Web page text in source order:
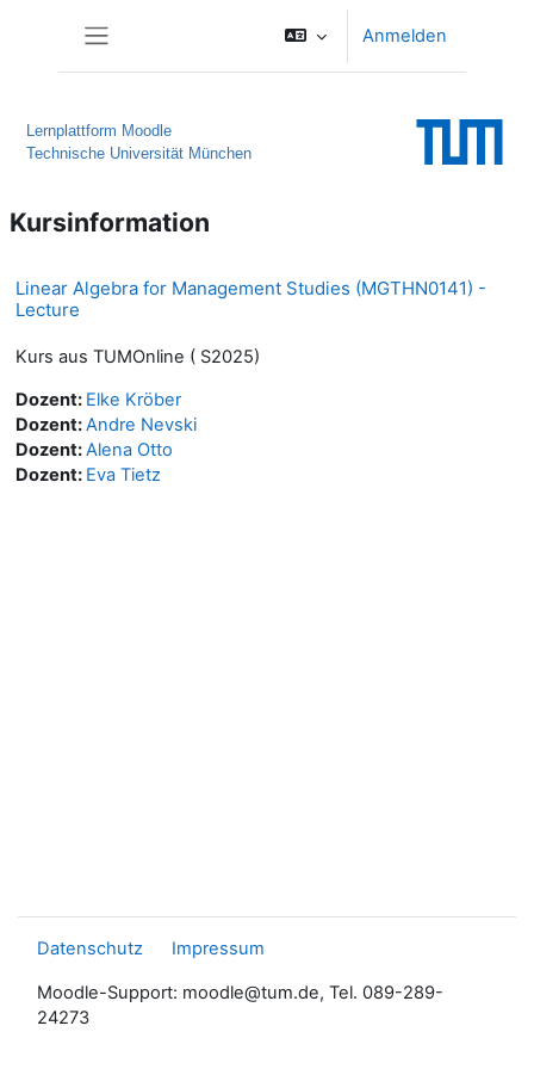
Anmelden
Lernplattform Moodle
Technische Universität München
Kursinformation
Linear Algebra for Management Studies (MGTHN0141) -
Lecture
Kurs aus TUMOnline ( S2025)
Dozent: Elke Kröber
Dozent:Andre Nevski
Dozent:Alena Otto
Dozent: Eva Tietz
Datenschutz Impressum
Moodle-Support: moodle@tum.de, Tel. 089-289-
24273